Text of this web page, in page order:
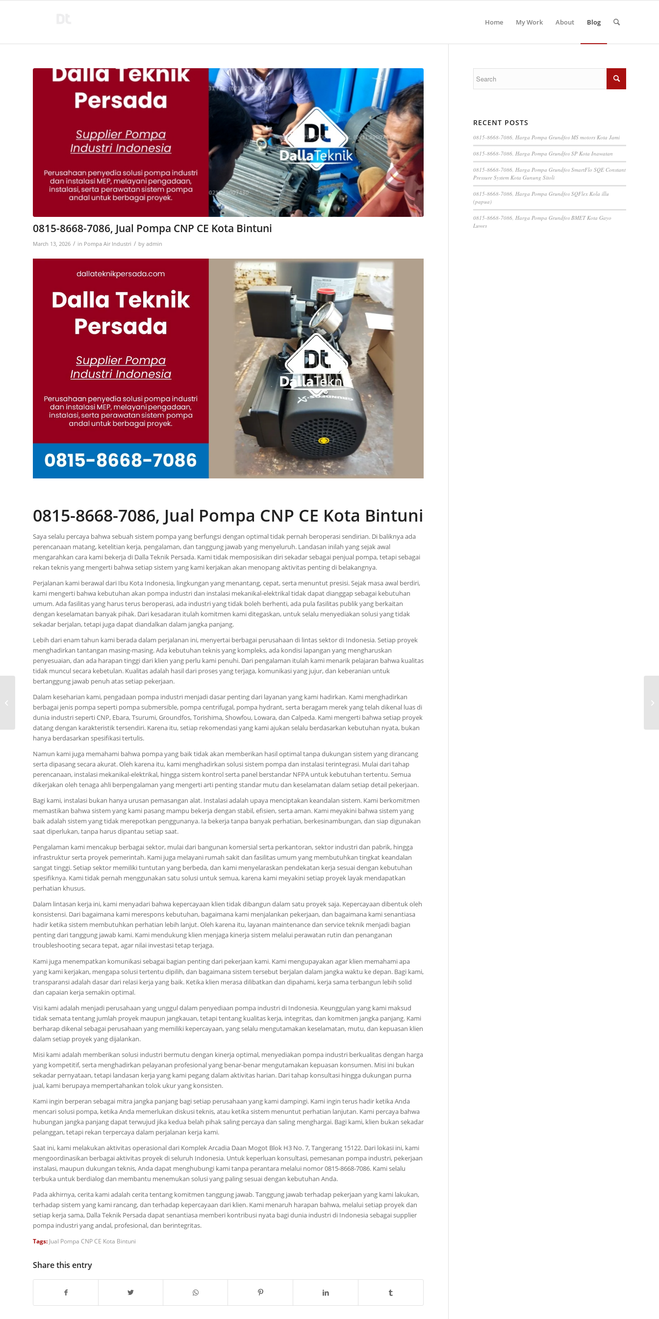
Home My Work About Blog
0815-8668-7086, Jual Pompa CNP CE Kota Bintuni
March 13, 2026 / in Pompa Air Industri / by admin
0815-8668-7086, Jual Pompa CNP CE Kota Bintuni
Saya selalu percaya bahwa sebuah sistem pompa yang berfungsi dengan optimal tidak pernah beroperasi sendirian. Di baliknya ada
perencanaan matang, ketelitian kerja, pengalaman, dan tanggung jawab yang menyeluruh. Landasan inilah yang sejak awal
mengarahkan cara kami bekerja di Dalla Teknik Persada. Kami tidak memposisikan diri sekadar sebagai penjual pompa, tetapi sebagai
rekan teknis yang mengerti bahwa setiap sistem yang kami kerjakan akan menopang aktivitas penting di belakangnya.
Perjalanan kami berawal dari Ibu Kota Indonesia, lingkungan yang menantang, cepat, serta menuntut presisi. Sejak masa awal berdiri,
kami mengerti bahwa kebutuhan akan pompa industri dan instalasi mekanikal-elektrikal tidak dapat dianggap sebagai kebutuhan
umum. Ada fasilitas yang harus terus beroperasi, ada industri yang tidak boleh berhenti, ada pula fasilitas publik yang berkaitan
dengan keselamatan banyak pihak. Dari kesadaran itulah komitmen kami ditegaskan, untuk selalu menyediakan solusi yang tidak
sekadar berjalan, tetapi juga dapat diandalkan dalam jangka panjang.
Lebih dari enam tahun kami berada dalam perjalanan ini, menyertai berbagai perusahaan di lintas sektor di Indonesia. Setiap proyek
menghadirkan tantangan masing-masing. Ada kebutuhan teknis yang kompleks, ada kondisi lapangan yang mengharuskan
penyesuaian, dan ada harapan tinggi dari klien yang perlu kami penuhi. Dari pengalaman itulah kami menarik pelajaran bahwa kualitas
tidak muncul secara kebetulan. Kualitas adalah hasil dari proses yang terjaga, komunikasi yang jujur, dan keberanian untuk
bertanggung jawab penuh atas setiap pekerjaan.
Dalam keseharian kami, pengadaan pompa industri menjadi dasar penting dari layanan yang kami hadirkan. Kami menghadirkan
berbagai jenis pompa seperti pompa submersible, pompa centrifugal, pompa hydrant, serta beragam merek yang telah dikenal luas di
dunia industri seperti CNP, Ebara, Tsurumi, Groundfos, Torishima, Showfou, Lowara, dan Calpeda. Kami mengerti bahwa setiap proyek
datang dengan karakteristik tersendiri. Karena itu, setiap rekomendasi yang kami ajukan selalu berdasarkan kebutuhan nyata, bukan
hanya berdasarkan spesifikasi tertulis.
Namun kami juga memahami bahwa pompa yang baik tidak akan memberikan hasil optimal tanpa dukungan sistem yang dirancang
serta dipasang secara akurat. Oleh karena itu, kami menghadirkan solusi sistem pompa dan instalasi terintegrasi. Mulai dari tahap
perencanaan, instalasi mekanikal-elektrikal, hingga sistem kontrol serta panel berstandar NFPA untuk kebutuhan tertentu. Semua
dikerjakan oleh tenaga ahli berpengalaman yang mengerti arti penting standar mutu dan keselamatan dalam setiap detail pekerjaan.
Bagi kami, instalasi bukan hanya urusan pemasangan alat. Instalasi adalah upaya menciptakan keandalan sistem. Kami berkomitmen
memastikan bahwa sistem yang kami pasang mampu bekerja dengan stabil, efisien, serta aman. Kami meyakini bahwa sistem yang
baik adalah sistem yang tidak merepotkan penggunanya. Ia bekerja tanpa banyak perhatian, berkesinambungan, dan siap digunakan
saat diperlukan, tanpa harus dipantau setiap saat.
Pengalaman kami mencakup berbagai sektor, mulai dari bangunan komersial serta perkantoran, sektor industri dan pabrik, hingga
infrastruktur serta proyek pemerintah. Kami juga melayani rumah sakit dan fasilitas umum yang membutuhkan tingkat keandalan
sangat tinggi. Setiap sektor memiliki tuntutan yang berbeda, dan kami menyelaraskan pendekatan kerja sesuai dengan kebutuhan
spesifiknya. Kami tidak pernah menggunakan satu solusi untuk semua, karena kami meyakini setiap proyek layak mendapatkan
perhatian khusus.
Dalam lintasan kerja ini, kami menyadari bahwa kepercayaan klien tidak dibangun dalam satu proyek saja. Kepercayaan dibentuk oleh
konsistensi. Dari bagaimana kami merespons kebutuhan, bagaimana kami menjalankan pekerjaan, dan bagaimana kami senantiasa
hadir ketika sistem membutuhkan perhatian lebih lanjut. Oleh karena itu, layanan maintenance dan service teknik menjadi bagian
penting dari tanggung jawab kami. Kami mendukung klien menjaga kinerja sistem melalui perawatan rutin dan penanganan
troubleshooting secara tepat, agar nilai investasi tetap terjaga.
Kami juga menempatkan komunikasi sebagai bagian penting dari pekerjaan kami. Kami mengupayakan agar klien memahami apa
yang kami kerjakan, mengapa solusi tertentu dipilih, dan bagaimana sistem tersebut berjalan dalam jangka waktu ke depan. Bagi kami,
transparansi adalah dasar dari relasi kerja yang baik. Ketika klien merasa dilibatkan dan dipahami, kerja sama terbangun lebih solid
dan capaian kerja semakin optimal.
Visi kami adalah menjadi perusahaan yang unggul dalam penyediaan pompa industri di Indonesia. Keunggulan yang kami maksud
tidak semata tentang jumlah proyek maupun jangkauan, tetapi tentang kualitas kerja, integritas, dan komitmen jangka panjang. Kami
berharap dikenal sebagai perusahaan yang memiliki kepercayaan, yang selalu mengutamakan keselamatan, mutu, dan kepuasan klien
dalam setiap proyek yang dijalankan.
Misi kami adalah memberikan solusi industri bermutu dengan kinerja optimal, menyediakan pompa industri berkualitas dengan harga
yang kompetitif, serta menghadirkan pelayanan profesional yang benar-benar mengutamakan kepuasan konsumen. Misi ini bukan
sekadar pernyataan, tetapi landasan kerja yang kami pegang dalam aktivitas harian. Dari tahap konsultasi hingga dukungan purna
jual, kami berupaya mempertahankan tolok ukur yang konsisten.
Kami ingin berperan sebagai mitra jangka panjang bagi setiap perusahaan yang kami dampingi. Kami ingin terus hadir ketika Anda
mencari solusi pompa, ketika Anda memerlukan diskusi teknis, atau ketika sistem menuntut perhatian lanjutan. Kami percaya bahwa
hubungan jangka panjang dapat terwujud jika kedua belah pihak saling percaya dan saling menghargai. Bagi kami, klien bukan sekadar
pelanggan, tetapi rekan terpercaya dalam perjalanan kerja kami.
Saat ini, kami melakukan aktivitas operasional dari Komplek Arcadia Daan Mogot Blok H3 No. 7, Tangerang 15122. Dari lokasi ini, kami
mengoordinasikan berbagai aktivitas proyek di seluruh Indonesia. Untuk keperluan konsultasi, pemesanan pompa industri, pekerjaan
instalasi, maupun dukungan teknis, Anda dapat menghubungi kami tanpa perantara melalui nomor 0815-8668-7086. Kami selalu
terbuka untuk berdialog dan membantu menemukan solusi yang paling sesuai dengan kebutuhan Anda.
Pada akhirnya, cerita kami adalah cerita tentang komitmen tanggung jawab. Tanggung jawab terhadap pekerjaan yang kami lakukan,
terhadap sistem yang kami rancang, dan terhadap kepercayaan dari klien. Kami menaruh harapan bahwa, melalui setiap proyek dan
setiap kerja sama, Dalla Teknik Persada dapat senantiasa memberi kontribusi nyata bagi dunia industri di Indonesia sebagai supplier
pompa industri yang andal, profesional, dan berintegritas.
Tags: Jual Pompa CNP CE Kota Bintuni
Share this entry
RECENT POSTS
0815-8668-7086, Harga Pompa Grundfos MS motors Kota Jami
0815-8668-7086, Harga Pompa Grundfos SP Kota Inawatan
0815-8668-7086, Harga Pompa Grundfos SmartFlo SQE Constant
Pressure System Kota Gunung Sitoli
0815-8668-7086, Harga Pompa Grundfos SQFlex Kola illu
(papua)
0815-8668-7086, Harga Pompa Grundfos BMET Kota Gayo
Luwes
Pompa CNP SO Kota
Bengkulu